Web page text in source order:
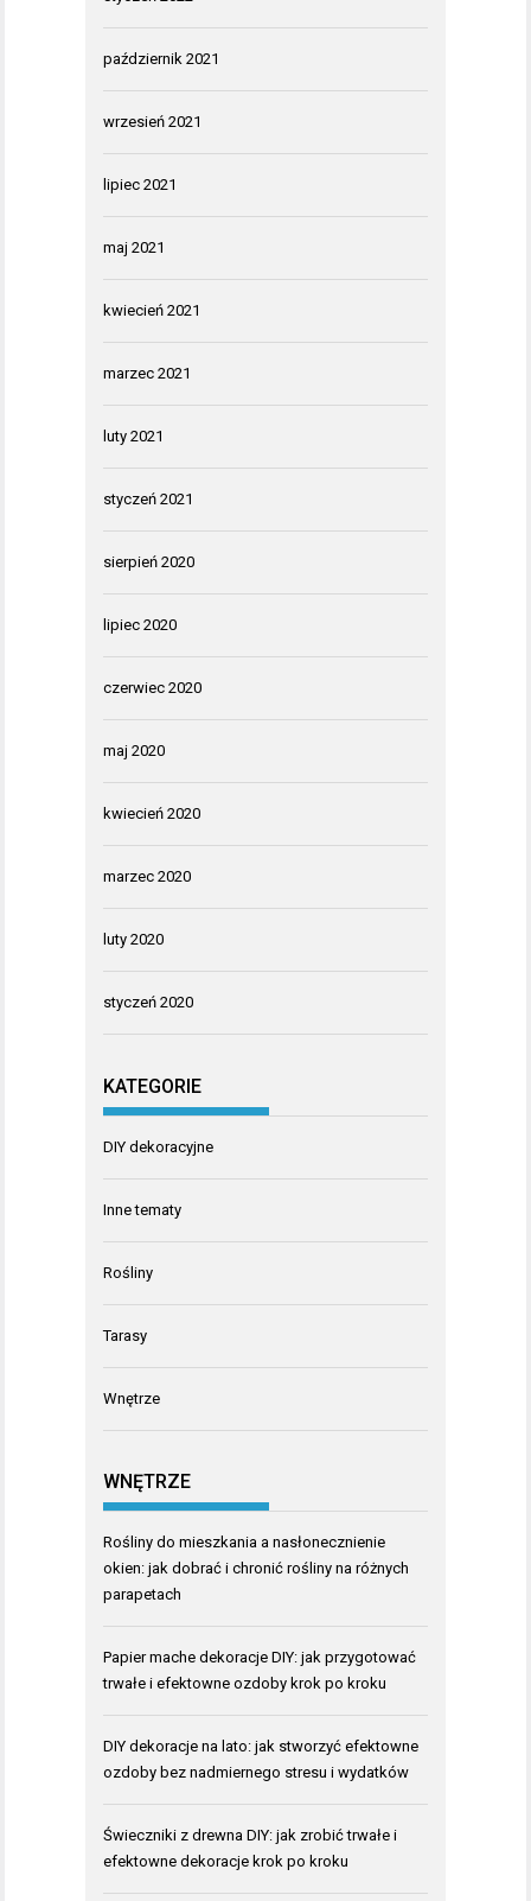
październik 2021
wrzesień 2021
lipiec 2021
maj 2021
kwiecień 2021
marzec 2021
luty 2021
styczeń 2021
sierpień 2020
lipiec 2020
czerwiec 2020
maj 2020
kwiecień 2020
marzec 2020
luty 2020
styczeń 2020
KATEGORIE
DIY dekoracyjne
Inne tematy
Rośliny
Tarasy
Wnętrze
WNĘTRZE
Rośliny do mieszkania a nasłonecznienie
okien: jak dobrać i chronić rośliny na różnych
parapetach
Papier mache dekoracje DIY: jak przygotować
trwałe i efektowne ozdoby krok po kroku
DIY dekoracje na lato: jak stworzyć efektowne
ozdoby bez nadmiernego stresu i wydatków
Świeczniki z drewna DIY: jak zrobić trwałe i
efektowne dekoracje krok po kroku